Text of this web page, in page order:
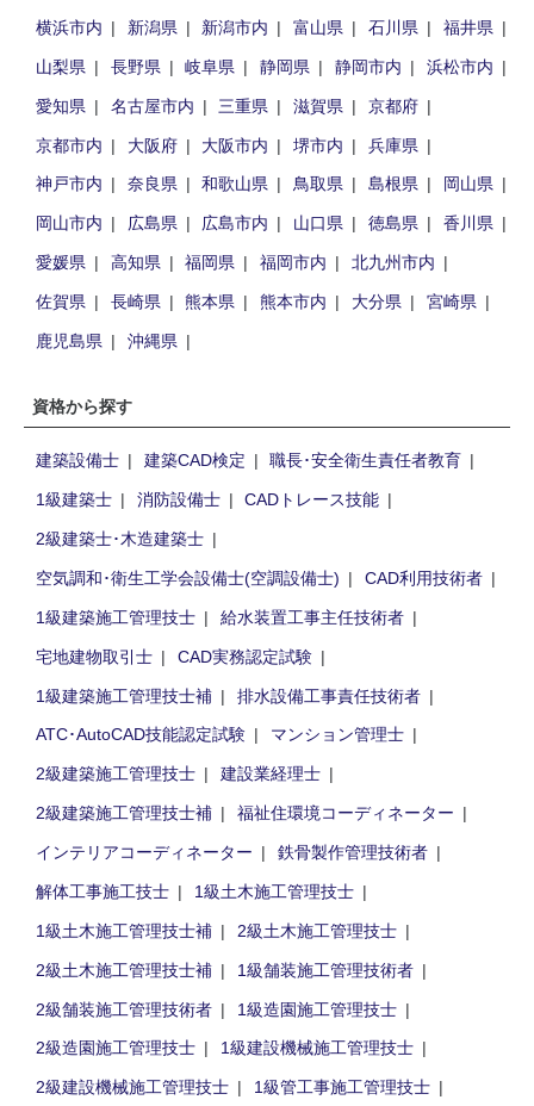
横浜市内
新潟県 新潟市内 富山県 石川県
福井県
山梨県
長野県 岐阜県 静岡県 静岡市内
浜松市内
愛知県
名古屋市内 三重県 滋賀県
京都府
京都市内
大阪府 大阪市内 堺市内
兵庫県
神戸市内
奈良県 和歌山県 鳥取県 島根県
岡山県
岡山市内
広島県 広島市内 山口県 徳島県
香川県
愛媛県
高知県 福岡県 福岡市内
北九州市内
佐賀県
長崎県 熊本県 熊本市内 大分県
宮崎県
鹿児島県
沖縄県
資格から探す
建築設備士 建築CAD検定
職長･安全衛生責任者教育
1級建築士
消防設備士
CADトレース技能
2級建築士･木造建築士
空気調和･衛生工学会設備士(空調設備士)
CAD利用技術者
1級建築施工管理技士
給水装置工事主任技術者
宅地建物取引士
CAD実務認定試験
1級建築施工管理技士補
排水設備工事責任技術者
ATC･AutoCAD技能認定試験
マンション管理士
2級建築施工管理技士
建設業経理士
2級建築施工管理技士補
福祉住環境コーディネーター
インテリアコーディネーター
鉄骨製作管理技術者
解体工事施工技士
1級土木施工管理技士
1級土木施工管理技士補
2級土木施工管理技士
2級土木施工管理技士補
1級舗装施工管理技術者
2級舗装施工管理技術者
1級造園施工管理技士
2級造園施工管理技士
1級建設機械施工管理技士
2級建設機械施工管理技士
1級管工事施工管理技士